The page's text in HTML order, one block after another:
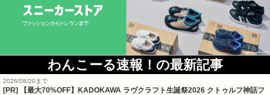
わんこーる速報！の最新記事
2026/08/20まで
[PR]
【最大70%OFF】KADOKAWA ラヴクラフト生誕祭2026 クトゥルフ神話フ